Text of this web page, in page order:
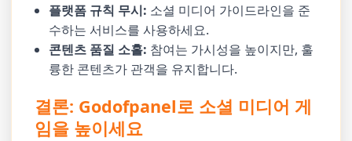
플랫폼 규칙 무시: 소셜 미디어 가이드라인을 준
수하는 서비스를 사용하세요.
콘텐츠 품질 소홀: 참여는 가시성을 높이지만, 훌
륭한 콘텐츠가 관객을 유지합니다.
결론: Godofpanel로 소셜 미디어 게
임을 높이세요